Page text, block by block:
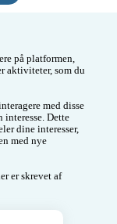
på platformen,
aktiviteter, som du
med disse
interesse. Dette
dine interesser,
med nye
er skrevet af